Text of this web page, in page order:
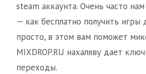
steam аккаунта. Очень часто
— как бесплатно получить игры
просто, в этом вам поможет
MIXDROP.RU нахаляву дает
переходы.